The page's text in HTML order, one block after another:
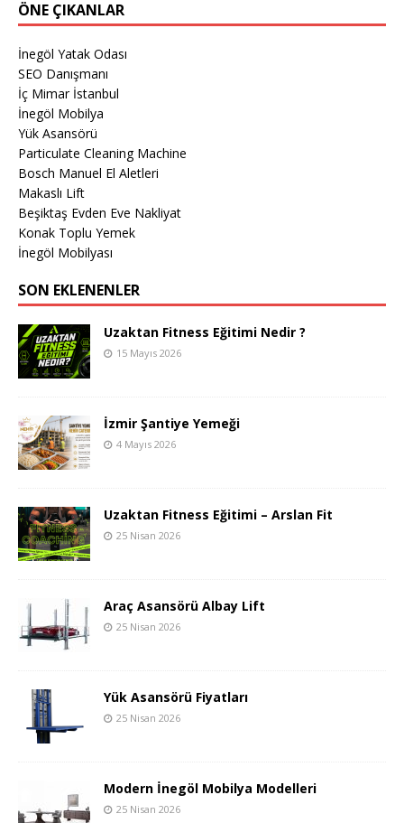
ÖNE ÇIKANLAR
İnegöl Yatak Odası
SEO Danışmanı
İç Mimar İstanbul
İnegöl Mobilya
Yük Asansörü
Particulate Cleaning Machine
Bosch Manuel El Aletleri
Makaslı Lift
Beşiktaş Evden Eve Nakliyat
Konak Toplu Yemek
İnegöl Mobilyası
SON EKLENENLER
Uzaktan Fitness Eğitimi Nedir ?
15 Mayıs 2026
İzmir Şantiye Yemeği
4 Mayıs 2026
Uzaktan Fitness Eğitimi – Arslan Fit
25 Nisan 2026
Araç Asansörü Albay Lift
25 Nisan 2026
Yük Asansörü Fiyatları
25 Nisan 2026
Modern İnegöl Mobilya Modelleri
25 Nisan 2026